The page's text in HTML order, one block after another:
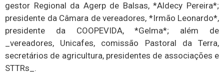
gestor Regional da Agerp de Balsas, *Aldecy Pereira*;
presidente da Câmara de vereadores, *Irmão Leonardo*,
presidente da COOPEVIDA, *Gelma*; além de
_vereadores, Unicafes, comissão Pastoral da Terra,
secretários de agricultura, presidentes de associações e
STTRs_.